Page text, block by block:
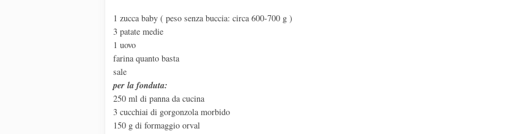
1 zucca baby ( peso senza buccia: circa 600-700 g )
3 patate medie
1 uovo
farina quanto basta
sale
per la fonduta:
250 ml di panna da cucina
3 cucchiai di gorgonzola morbido
150 g di formaggio orval